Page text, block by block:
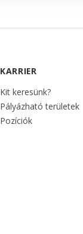
KARRIER
Kit keresünk?
Pályázható területek
Pozíciók